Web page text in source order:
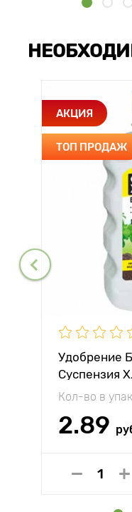
АКЦИЯ
ТОП ПРОДАЖ
Удобрение
Суспензия
Кол-во в
2.89